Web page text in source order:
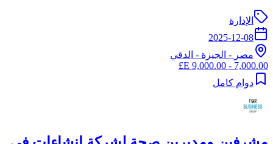
الإدارة
2025-12-08
مصر - الجيزة - الدقي
7,000.00 - 9,000.00 E£
دوام كامل